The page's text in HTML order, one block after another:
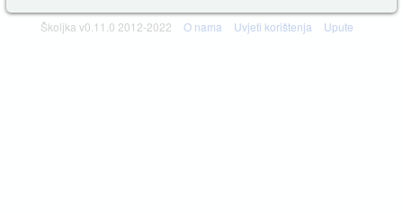
Školjka v0.11.0 2012-2022 O nama Uvjeti korištenja Upute